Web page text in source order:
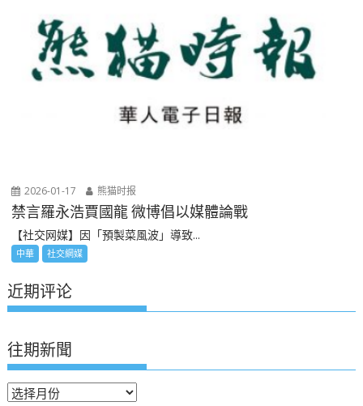
2026-01-17 熊猫时报
禁言羅永浩賈國龍 微博倡以媒體論戰
【社交网媒】因「預製菜風波」導致...
中華 社交網媒
近期评论
往期新聞
往